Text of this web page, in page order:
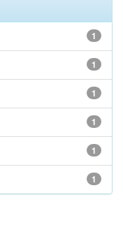
1
1
1
1
1
1